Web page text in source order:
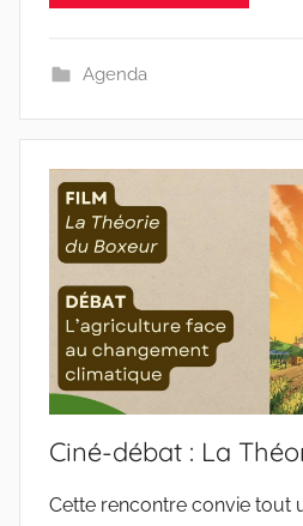
Agenda
Ciné-débat : La
Cette rencontre convie tout